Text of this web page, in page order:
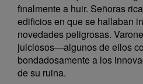
finalmente a huir. Señoras
edificios en que se hallaban
novedades peligrosas.
juiciosos—algunos de ellos
bondadosamente a los
de su ruina.